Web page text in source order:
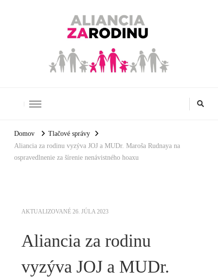
Domov
Tlačové správy
Aliancia za rodinu vyzýva JOJ a MUDr. Maroša Rudnaya na
ospravedlnenie za šírenie nenávistného hoaxu
AKTUALIZOVANÉ 26. JÚLA 2023
Aliancia za rodinu
vyzýva JOJ a MUDr.